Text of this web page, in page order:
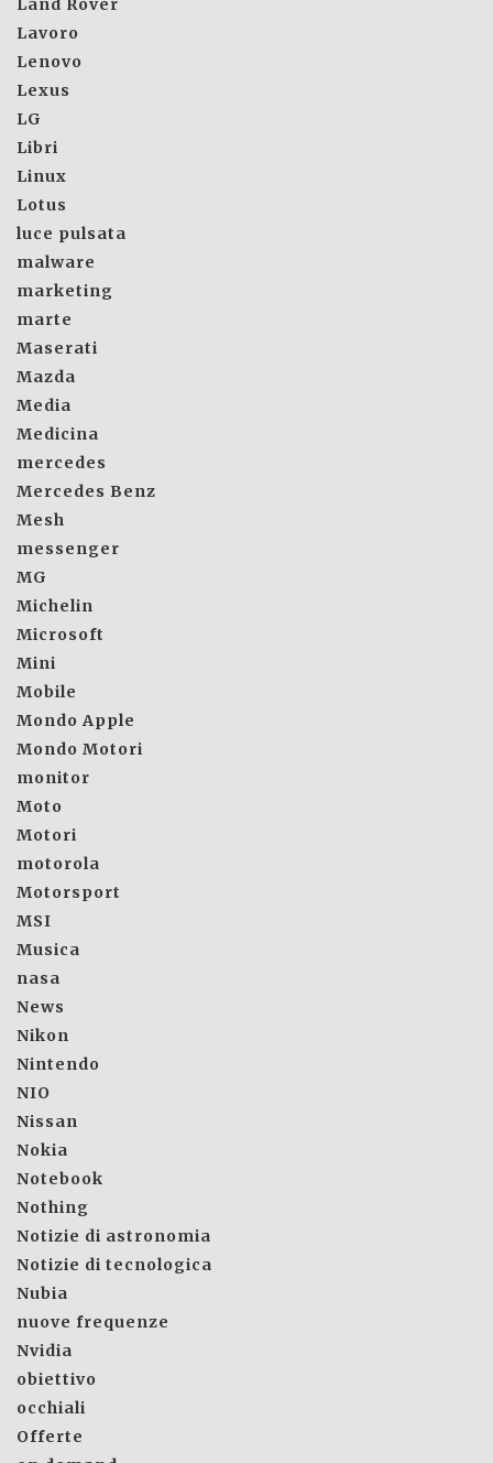
Land Rover
Lavoro
Lenovo
Lexus
LG
Libri
Linux
Lotus
luce pulsata
malware
marketing
marte
Maserati
Mazda
Media
Medicina
mercedes
Mercedes Benz
Mesh
messenger
MG
Michelin
Microsoft
Mini
Mobile
Mondo Apple
Mondo Motori
monitor
Moto
Motori
motorola
Motorsport
MSI
Musica
nasa
News
Nikon
Nintendo
NIO
Nissan
Nokia
Notebook
Nothing
Notizie di astronomia
Notizie di tecnologica
Nubia
nuove frequenze
Nvidia
obiettivo
occhiali
Offerte